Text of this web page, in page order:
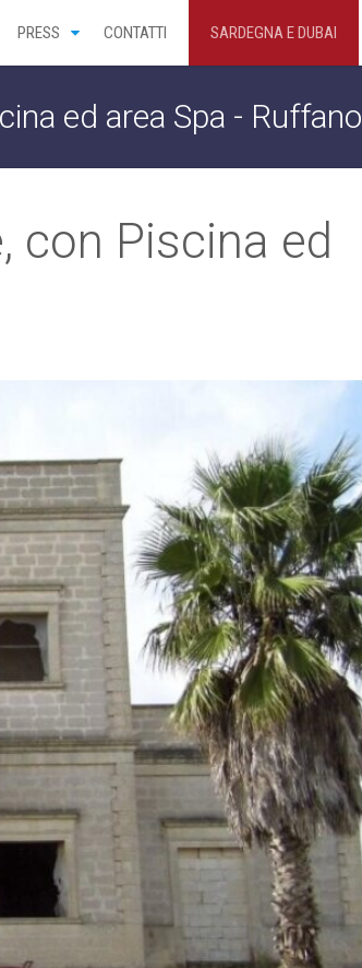
PRESS CONTATTI SARDEGNA E DUBAI
ed area Spa - Ruffano
con Piscina ed